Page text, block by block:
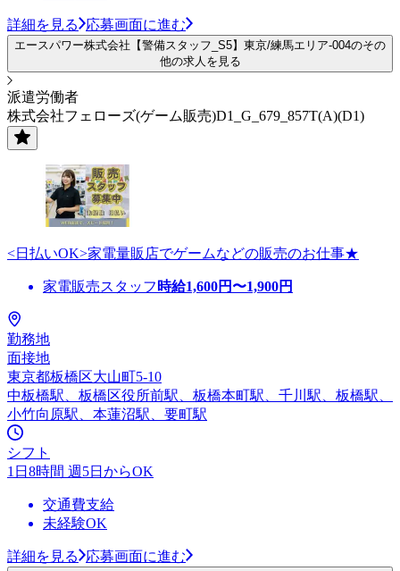
詳細を見る 応募画面に進む
エースパワー株式会社【警備スタッフ_S5】東京/練馬エリア-004のその
他の求人を見る
派遣労働者
株式会社フェローズ(ゲーム販売)D1_G_679_857T(A)(D1)
<日払いOK>家電量販店でゲームなどの販売のお仕事★
家電販売スタッフ 時給1,600円〜1,900円
勤務地
面接地
東京都板橋区大山町5-10
中板橋駅、板橋区役所前駅、板橋本町駅、千川駅、板橋駅、
小竹向原駅、本蓮沼駅、要町駅
シフト
1日8時間 週5日からOK
交通費支給
未経験OK
詳細を見る 応募画面に進む